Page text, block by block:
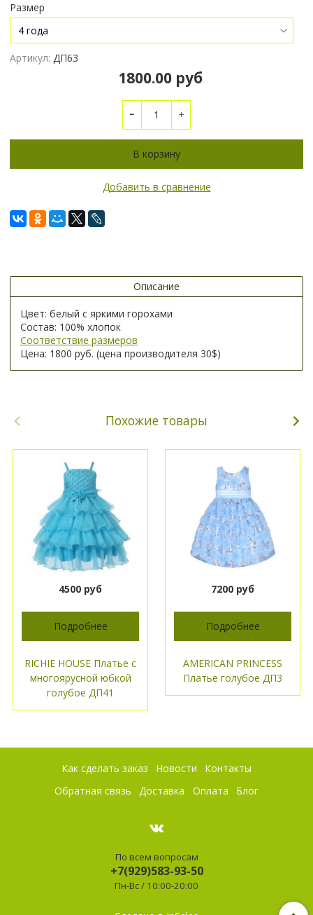
Размер
Артикул: ДП63
1800.00 руб
В корзину
Добавить в сравнение
Описание
Цвет: белый с яркими горохами
Состав: 100% хлопок
Соответствие размеров
Цена: 1800 руб. (цена производителя 30$)
Похожие товары
4500 руб
Подробнее
RICHIE HOUSE Платье с
многоярусной юбкой
голубое ДП41
7200 руб
Подробнее
AMERICAN PRINCESS
Платье голубое ДП3
Как сделать заказ Новости
Контакты
Обратная связь
Доставка Оплата Блог
По всем вопросам
+7(929)583-93-50
Пн-Вс / 10:00-20:00